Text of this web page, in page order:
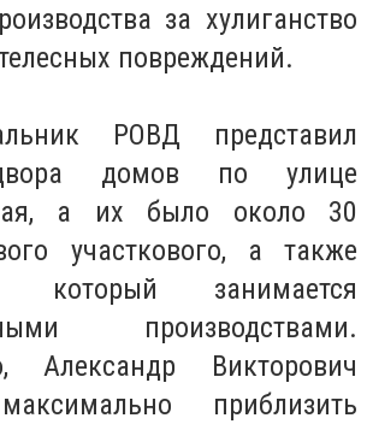
за хулиганство
повреждений.
РОВД представил
домов по улице
а их было около 30
участкового, а также
который занимается
производствами.
Александр Викторович
приблизить